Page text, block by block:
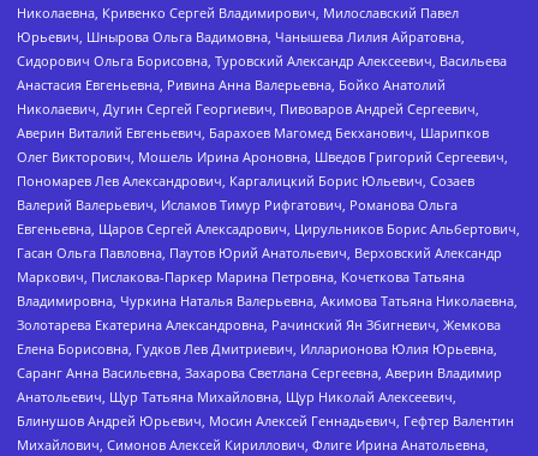
Николаевна, Кривенко Сергей Владимирович, Милославский Павел
Юрьевич, Шнырова Ольга Вадимовна, Чанышева Лилия Айратовна,
Сидорович Ольга Борисовна, Туровский Александр Алексеевич, Васильева
Анастасия Евгеньевна, Ривина Анна Валерьевна, Бойко Анатолий
Николаевич, Дугин Сергей Георгиевич, Пивоваров Андрей Сергеевич,
Аверин Виталий Евгеньевич, Барахоев Магомед Бекханович, Шарипков
Олег Викторович, Мошель Ирина Ароновна, Шведов Григорий Сергеевич,
Пономарев Лев Александрович, Каргалицкий Борис Юльевич, Созаев
Валерий Валерьевич, Исламов Тимур Рифгатович, Романова Ольга
Евгеньевна, Щаров Сергей Алексадрович, Цирульников Борис Альбертович,
Гасан Ольга Павловна, Паутов Юрий Анатольевич, Верховский Александр
Маркович, Пислакова-Паркер Марина Петровна, Кочеткова Татьяна
Владимировна, Чуркина Наталья Валерьевна, Акимова Татьяна Николаевна,
Золотарева Екатерина Александровна, Рачинский Ян Збигневич, Жемкова
Елена Борисовна, Гудков Лев Дмитриевич, Илларионова Юлия Юрьевна,
Саранг Анна Васильевна, Захарова Светлана Сергеевна, Аверин Владимир
Анатольевич, Щур Татьяна Михайловна, Щур Николай Алексеевич,
Блинушов Андрей Юрьевич, Мосин Алексей Геннадьевич, Гефтер Валентин
Михайлович, Симонов Алексей Кириллович, Флиге Ирина Анатольевна,